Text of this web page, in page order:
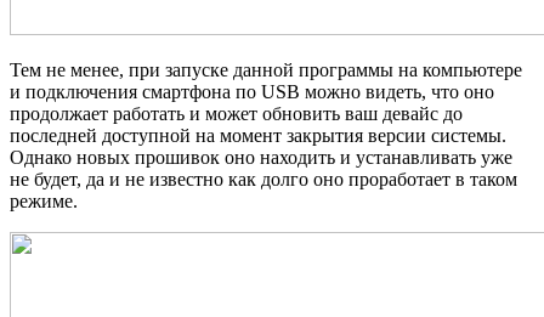
Тем не менее, при запуске данной программы на компьютере
и подключения смартфона по USB можно видеть, что оно
продолжает работать и может обновить ваш девайс до
последней доступной на момент закрытия версии системы.
Однако новых прошивок оно находить и устанавливать уже
не будет, да и не известно как долго оно проработает в таком
режиме.